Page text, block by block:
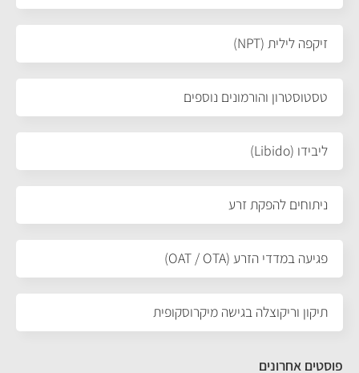
זיקפה לילית (NPT)
טסטוסטרון והורמונים נוספים
ליבידו (Libido)
ניתוחים להפקת זרע
פגיעה במדדי הזרע (OAT / OTA)
תיקון וריקוצלה בגישה מיקרוסקופית
פוסטים אחרונים